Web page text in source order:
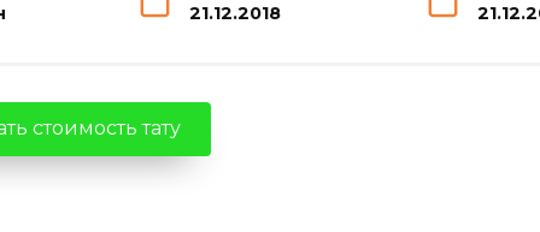
21.12.2018
стоимость тату